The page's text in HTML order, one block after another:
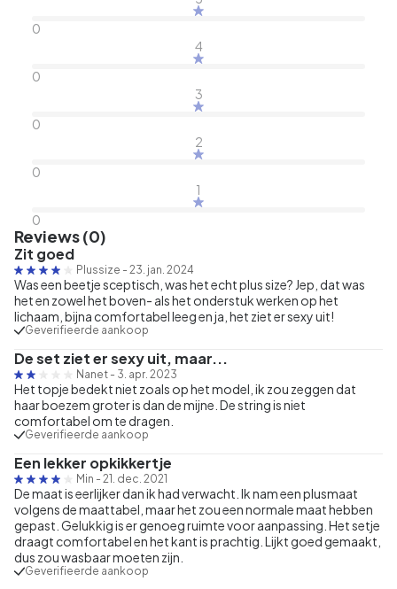
0
4
0
3
0
2
0
1
0
Reviews (0)
Zit goed
Plussize - 23. jan. 2024
Was een beetje sceptisch, was het echt plus size? Jep, dat was
het en zowel het boven- als het onderstuk werken op het
lichaam, bijna comfortabel leeg en ja, het ziet er sexy uit!
Geverifieerde aankoop
De set ziet er sexy uit, maar...
Nanet - 3. apr. 2023
Het topje bedekt niet zoals op het model, ik zou zeggen dat
haar boezem groter is dan de mijne. De string is niet
comfortabel om te dragen.
Geverifieerde aankoop
Een lekker opkikkertje
Min - 21. dec. 2021
De maat is eerlijker dan ik had verwacht. Ik nam een plusmaat
volgens de maattabel, maar het zou een normale maat hebben
gepast. Gelukkig is er genoeg ruimte voor aanpassing. Het setje
draagt comfortabel en het kant is prachtig. Lijkt goed gemaakt,
dus zou wasbaar moeten zijn.
Geverifieerde aankoop